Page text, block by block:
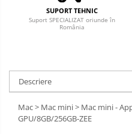
Hard Disc-uri
Cooler
Componente Server
Servere
SUPORT TEHNIC
Suport SPECIALIZAT oriunde în
România
Descriere
Mac > Mac mini > Mac mini -
GPU/8GB/256GB-ZEE